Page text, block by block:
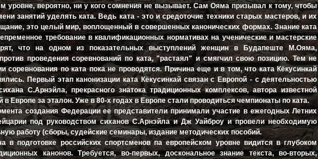
уровне, вероятно, ни у кого сомнения не вызывает. Сам Ояма призывал к тому, чтобы
занятий уделять ката. Ведь ката - это и средоточие техники старых мастеров, и их
это целый мир, воплощенный в совершенных канонических формах. Знание ката
требование в квалификационных нормативах на ученические и мастерские
что на одном из показательных выступлений женщин в Будапеште М.Ояма,
проведения соревнований по ката, "растаял" и смягчил свою позицию. Тем не
соревнования по ката пока не проводятся. Причина еще и в том, что ката Кёкусинкай
Первый этап канонизации ката Кёкусинкай связан с Европой - с деятельностью
С.Арнэйла, прекрасного знатока традиционных комплексов, автора известной
в Европе за эталон. Уже в 80-х годах в Европе стали проводиться чемпионаты по ката.
создания Федерации ее представители принимали участие в ежегодных Летних
под руководством сиханов С.Арнэйла и Дж Уайброу и провели необходимую
работу (сборы, судейские семинары, издание методических пособий.
в подготовке российских спортсменов па европейском уровне видится в глубоком
канонов. Требуется, во-первых, доскональное знание текста, во-вторых,